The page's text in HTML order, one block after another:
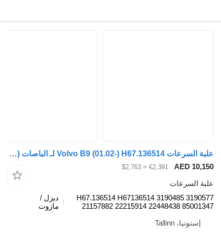
علبة السرعات Volvo B9 (01.02-) H67.136514 لـ الباصات Volvo B6, B7, B9, B10, B12 bus (1978-2011)
AED
€2,391
≈ $2,763
السرعات
H67.136514 H67136514 3190485
21157882 22215914 22448438
ديزل /
مازوت
إستونيا، Tallinn